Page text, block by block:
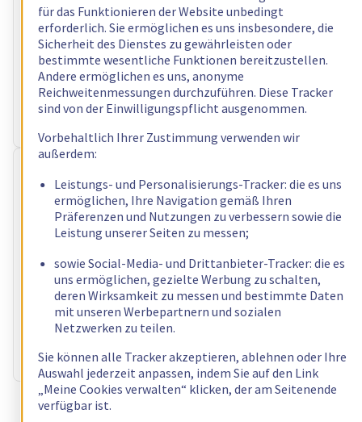
Konfigurieren
ProzessorAMD Ryzen 9 5900X
c /24t –3,7GHz
RAM 32 GB – 128 GB
Speicher2 x 512 GB - 4 x 3.84 TB
Öffentliche Bandbreite 3 Gbps
77,99 €
inkl. MwSt./Monat
Intel Xeon-E 2388G
t –
GHz
32 GB – 128 GB
Speicher 2 x 512 GB - 4 x 3.84 TB
Private Bandbreite1 Gbps - 2 Gbps
Mehr Server anzeigen (3)
für das Funktionieren der Website unbedingt
erforderlich. Sie ermöglichen es uns insbesondere, die
Sicherheit des Dienstes zu gewährleisten oder
bestimmte wesentliche Funktionen bereitzustellen.
Andere ermöglichen es uns, anonyme
Reichweitenmessungen durchzuführen. Diese Tracker
sind von der Einwilligungspflicht ausgenommen.
Vorbehaltlich Ihrer Zustimmung verwenden wir
außerdem:
Leistungs- und Personalisierungs-Tracker: die es uns
ermöglichen, Ihre Navigation gemäß Ihren
Präferenzen und Nutzungen zu verbessern sowie die
Leistung unserer Seiten zu messen;
sowie Social-Media- und Drittanbieter-Tracker: die es
uns ermöglichen, gezielte Werbung zu schalten,
deren Wirksamkeit zu messen und bestimmte Daten
mit unseren Werbepartnern und sozialen
Netzwerken zu teilen.
Sie können alle Tracker akzeptieren, ablehnen oder Ihre
Auswahl jederzeit anpassen, indem Sie auf den Link
„Meine Cookies verwalten“ klicken, der am Seitenende
verfügbar ist.